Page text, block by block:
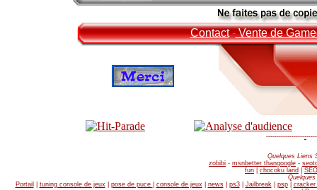
Contact-Vente de
-------------------
Quelques Liens
zobibi - msnbetter thangoogle -
fun
chocoku land
Portail
tuning console de jeux| pose de puce console de jeux| news| ps3| Jailbreak| psp|